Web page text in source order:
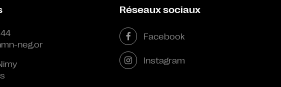
neg.or
Réseaux sociaux
Facebook
Instagram